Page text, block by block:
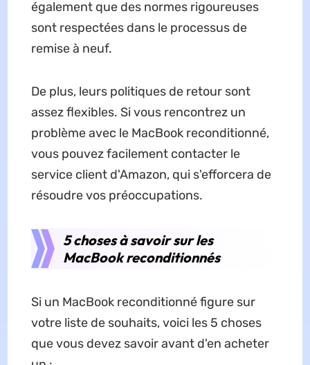
également que des normes rigoureuses
sont respectées dans le processus de
remise à neuf.
De plus, leurs politiques de retour sont
assez flexibles. Si vous rencontrez un
problème avec le MacBook reconditionné,
vous pouvez facilement contacter le
service client d'Amazon, qui s'efforcera de
résoudre vos préoccupations.
5 choses à savoir sur les
MacBook reconditionnés
Si un MacBook reconditionné figure sur
votre liste de souhaits, voici les 5 choses
que vous devez savoir avant d'en acheter